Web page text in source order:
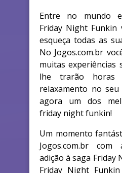
Entre no mundo
Friday Night
esqueça todas as
No Jogos.com.br
muitas experiências
lhe trarão horas
relaxamento no seu
agora um dos
friday night funkin!
Um momento
Jogos.com.br
adição à saga Friday
Friday Night